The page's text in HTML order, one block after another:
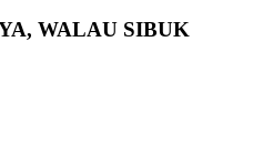
WALAU SIBUK